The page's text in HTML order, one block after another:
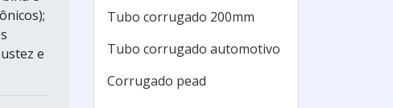
e
Tubo corrugado 200mm
Tubo corrugado automotivo
Corrugado pead